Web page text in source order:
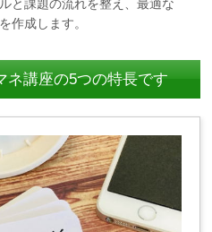
と課題の流れを整え、最適な
作成します。
ネ講座の5つの特長です